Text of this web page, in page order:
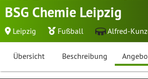
BSG Chemie Leipzig
Leipzig Fußball Alfred-
Übersicht Beschreibung